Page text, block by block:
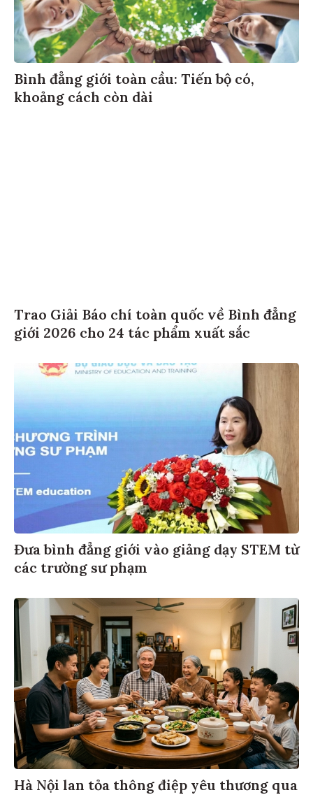
Bình đẳng giới toàn cầu: Tiến bộ có,
khoảng cách còn dài
Trao Giải Báo chí toàn quốc về Bình đẳng
giới 2026 cho 24 tác phẩm xuất sắc
Đưa bình đẳng giới vào giảng dạy STEM từ
các trường sư phạm
Hà Nội lan tỏa thông điệp yêu thương qua